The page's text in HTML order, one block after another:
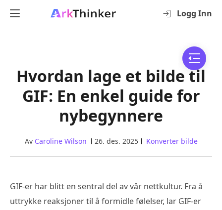
Logg Inn
Hvordan lage et bilde til
GIF: En enkel guide for
nybegynnere
Av Caroline Wilson 26. des. 2025 Konverter bilde
GIF-er har blitt en sentral del av vår nettkultur. Fra å
uttrykke reaksjoner til å formidle følelser, lar GIF-er